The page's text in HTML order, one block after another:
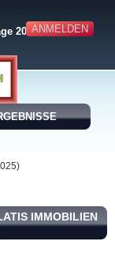
ANMELDEN
2025
IMMOBILIEN